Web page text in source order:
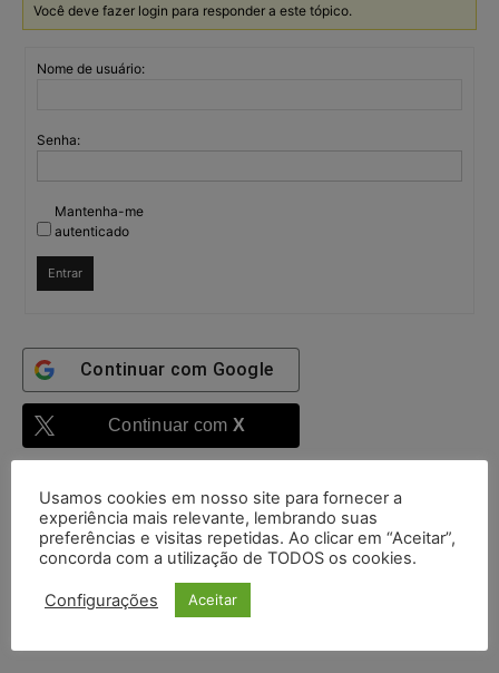
Você deve fazer login para responder a este tópico.
Nome de usuário:
Senha:
Mantenha-me
autenticado
Entrar
Continuar com Google
Continuar com X
Usamos cookies em nosso site para fornecer a
experiência mais relevante, lembrando suas
preferências e visitas repetidas. Ao clicar em “Aceitar”,
concorda com a utilização de TODOS os cookies.
Configurações Aceitar